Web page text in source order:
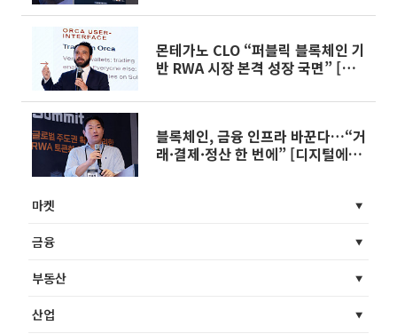
몬테가노 CLO “퍼블릭 블록체인 기
반 RWA 시장 본격 성장 국면” [디
블록체인, 금융 인프라 바꾼다…“거
래·결제·정산 한 번에” [디지털에
마켓
금융
부동산
산업